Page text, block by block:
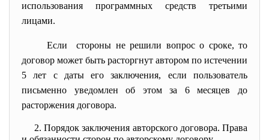
использования программных средств третьими
лицами.
Если стороны не решили вопрос о сроке, то
договор может быть расторгнут автором по истечении
5 лет с даты его заключения, если пользователь
письменно уведомлен об этом за 6 месяцев до
расторжения договора.
2. Порядок заключения авторского договора. Права